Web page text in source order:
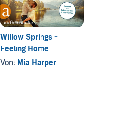
Willow Springs -
Feeling Home
Von: Mia Harper